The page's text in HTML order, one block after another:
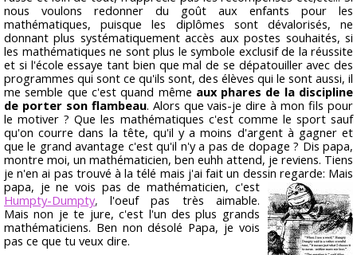
nous voulons redonner du goût aux enfants pour les
mathématiques, puisque les diplômes sont dévalorisés, ne
donnant plus systématiquement accès aux postes souhaités, si
les mathématiques ne sont plus le symbole exclusif de la réussite
et si l'école essaye tant bien que mal de se dépatouiller avec des
programmes qui sont ce qu'ils sont, des élèves qui le sont aussi, il
me semble que c'est quand même aux phares de la discipline
de porter son flambeau. Alors que vais-je dire à mon fils pour
le motiver ? Que les mathématiques c'est comme le sport sauf
qu'on courre dans la tête, qu'il y a moins d'argent à gagner et
que le grand avantage c'est qu'il n'y a pas de dopage ? Dis papa,
montre moi, un mathématicien, ben euhh attend, je reviens. Tiens
je n'en ai pas trouvé à la télé mais j'ai fait un dessin regarde: Mais
papa, je ne vois pas de mathématicien, c'est
Humpty-Dumpty,l'oeuf pas très aimable.
Mais non je te jure, c'est l'un des plus grands
mathématiciens. Ben non désolé Papa, je vois
pas ce que tu veux dire.